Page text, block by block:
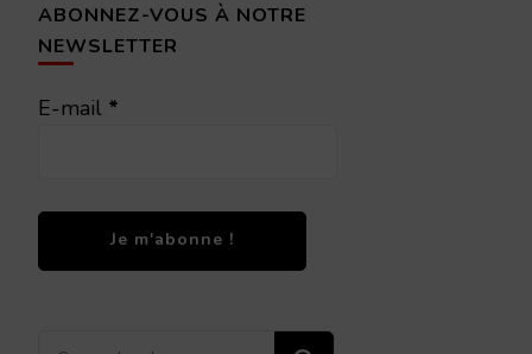
ABONNEZ-VOUS À NOTRE
NEWSLETTER
E-mail *
Vous